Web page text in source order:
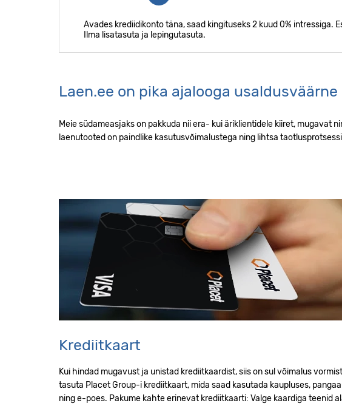
Avades krediidikonto täna, saad kingituseks 2 kuud 0% intressiga.
Ilma lisatasuta ja lepingutasuta.
Laen.ee on pika ajalooga
Laen.ee on pika ajalooga
Meie südameasjaks on pakkuda nii era- kui äriklientidele kiiret, mugavat
laenutooted on paindlike kasutusvõimalustega ning lihtsa
Krediitkaart
Kui hindad mugavust ja unistad krediitkaardist, siis on sul võimalus
tasuta Placet Group-i krediitkaart, mida saad kasutada kaupluses,
ning e-poes. Pakume kahte erinevat krediitkaarti: Valge kaardiga teenid